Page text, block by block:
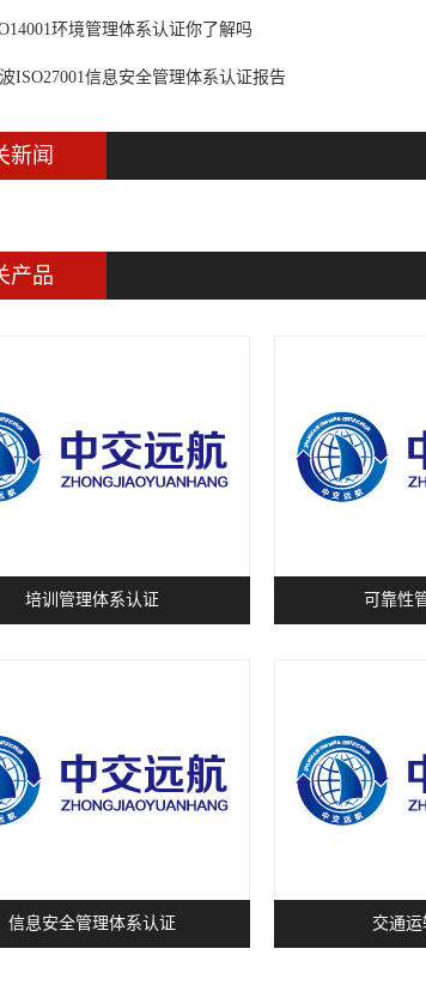
环境管理体系认证你了解吗
ISO27001信息安全管理体系认证报告
新闻
产品
培训管理体系认证 可靠性
信息安全管理体系认证 交通